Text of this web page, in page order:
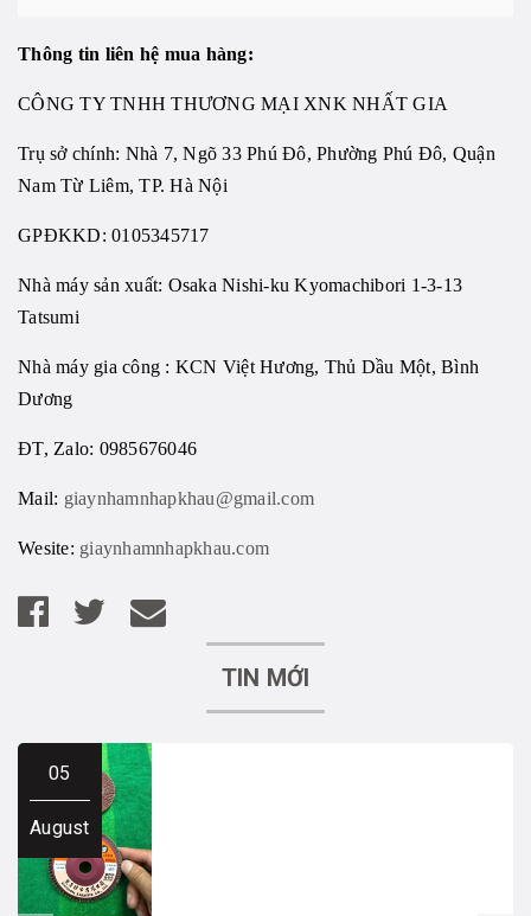
Thông tin liên hệ mua hàng:
CÔNG TY TNHH THƯƠNG MẠI XNK NHẤT GIA
Trụ sở chính: Nhà 7, Ngõ 33 Phú Đô, Phường Phú Đô, Quận
Nam Từ Liêm, TP. Hà Nội
GPĐKKD: 0105345717
Nhà máy sản xuất: Osaka Nishi-ku Kyomachibori 1-3-13
Tatsumi
Nhà máy gia công : KCN Việt Hương, Thủ Dầu Một, Bình
Dương
ĐT, Zalo: 0985676046
Mail: giaynhamnhapkhau@gmail.com
Wesite: giaynhamnhapkhau.com
TIN MỚI
05
August